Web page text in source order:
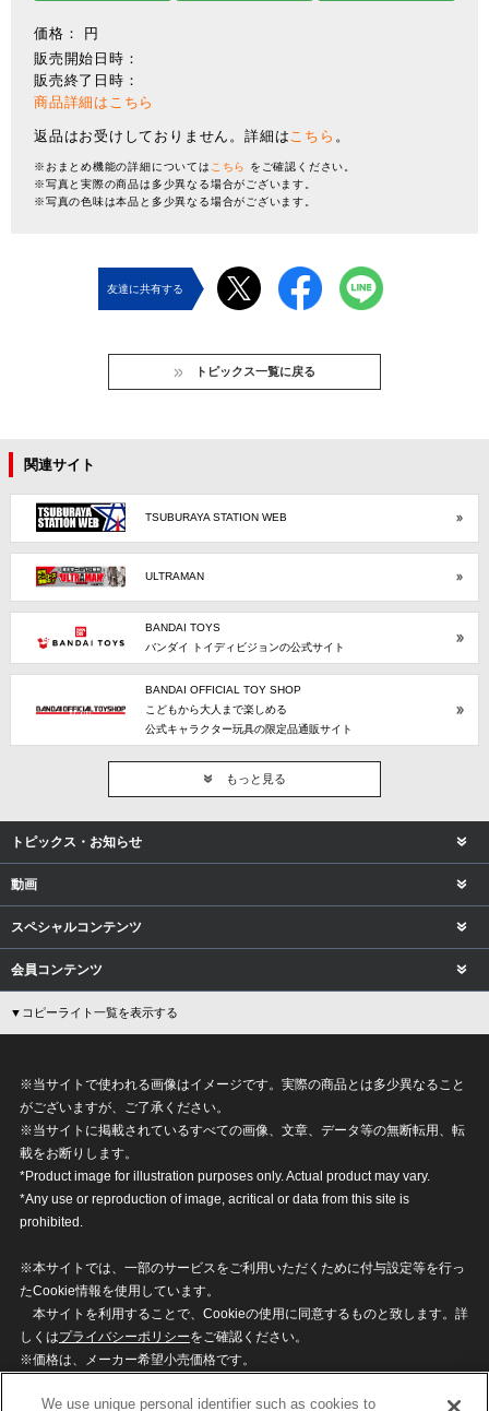
価格：
円
販売開始日時：
販売終了日時：
商品詳細はこちら
返品はお受けしておりません。詳細は こちら 。
※おまとめ機能の詳細については こちら
をご確認ください。
※写真と実際の商品は多少異なる場合がございます。
※写真の色味は本品と多少異なる場合がございます。
友達に共有する
トピックス一覧に戻る
関連サイト
TSUBURAYA STATION WEB
ULTRAMAN
BANDAI TOYS
バンダイ トイディビジョンの公式サイト
BANDAI OFFICIAL TOY SHOP
こどもから大人まで楽しめる
公式キャラクター玩具の限定品通販サイト
もっと見る
トピックス・お知らせ
動画
スペシャルコンテンツ
会員コンテンツ
▼コピーライト一覧を表示する
※当サイトで使われる画像はイメージです。実際の商品とは多少異なること
がございますが、ご了承ください。
※当サイトに掲載されているすべての画像、文章、データ等の無断転用、転
載をお断りします。
*Product image for illustration purposes only. Actual product may vary.
*Any use or reproduction of image, acritical or data from this site is
prohibited.
※本サイトでは、一部のサービスをご利用いただくために付与設定等を行っ
たCookie情報を使用しています。
本サイトを利用することで、Cookieの使用に同意するものと致します。詳
しくはプライバシーポリシーをご確認ください。
※価格は、メーカー希望小売価格です。
ざいますのでご了承ください。
We use unique personal identifier such as cookies to